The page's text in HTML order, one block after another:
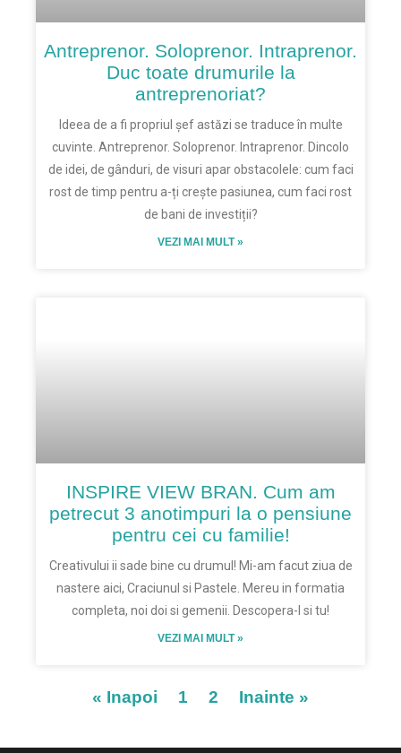
Antreprenor. Soloprenor. Intraprenor.
Duc toate drumurile la
antreprenoriat?
Ideea de a fi propriul șef astăzi se traduce în multe
cuvinte. Antreprenor. Soloprenor. Intraprenor. Dincolo
de idei, de gânduri, de visuri apar obstacolele: cum faci
rost de timp pentru a-ți crește pasiunea, cum faci rost
de bani de investiții?
VEZI MAI MULT »
INSPIRE VIEW BRAN. Cum am
petrecut 3 anotimpuri la o pensiune
pentru cei cu familie!
Creativului ii sade bine cu drumul! Mi-am facut ziua de
nastere aici, Craciunul si Pastele. Mereu in formatia
completa, noi doi si gemenii. Descopera-l si tu!
VEZI MAI MULT »
« Inapoi 1 2 Inainte »